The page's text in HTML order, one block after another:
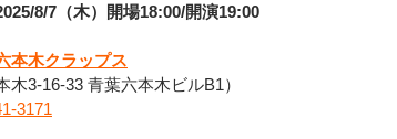
8/7（木）開場18:00/開演19:00
本木クラップス
木3-16-33 青葉六本木ビルB1）
3171